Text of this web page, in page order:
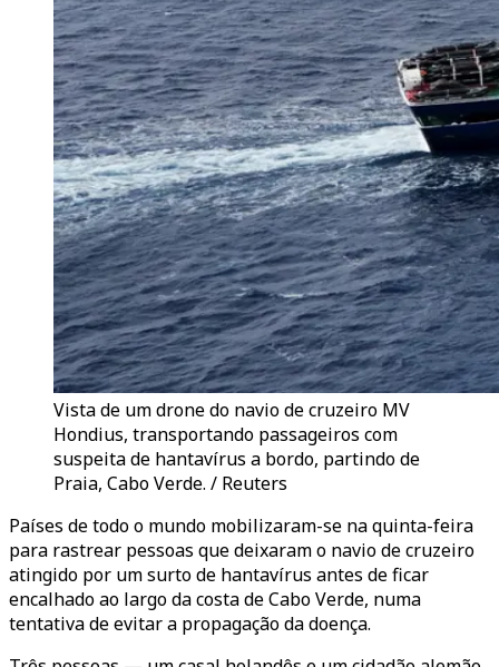
Vista de um drone do navio de cruzeiro MV
Hondius, transportando passageiros com
suspeita de hantavírus a bordo, partindo de
Praia, Cabo Verde. / Reuters
Países de todo o mundo mobilizaram-se na quinta-feira
para rastrear pessoas que deixaram o navio de cruzeiro
atingido por um surto de hantavírus antes de ficar
encalhado ao largo da costa de Cabo Verde, numa
tentativa de evitar a propagação da doença.